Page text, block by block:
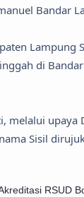
Bandar
Lampung
di
melalui
Sisil
RSUD